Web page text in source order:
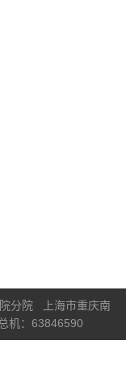
分院 上海市重庆南
机：63846590